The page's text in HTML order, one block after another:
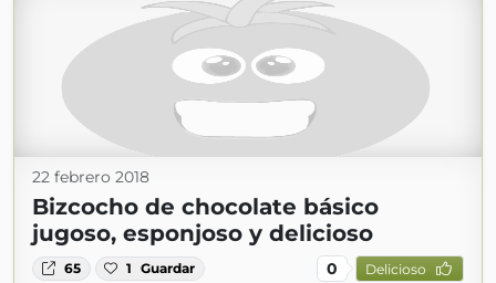
22 febrero 2018
Bizcocho de chocolate básico
jugoso, esponjoso y delicioso
65 1 Guardar 0 Delicioso